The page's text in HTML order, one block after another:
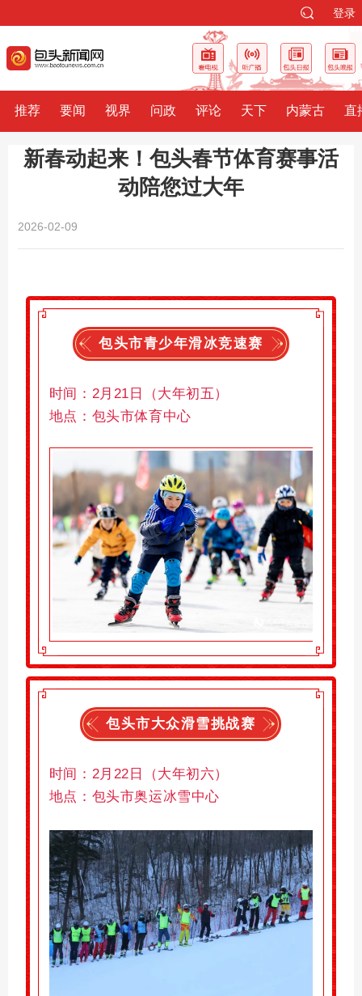
登录
推荐 要闻 视界 问政 评论 天下 内蒙古 直
新春动起来！包头春节体育赛事活
动陪您过大年
2026-02-09
包头市青少年滑冰竞速赛
时间：2月21日（大年初五）
地点： 包头市体育中心
包头市大众滑雪挑战赛
时间： 2月22日（大年初六）
地点： 包头市奥运冰雪中心